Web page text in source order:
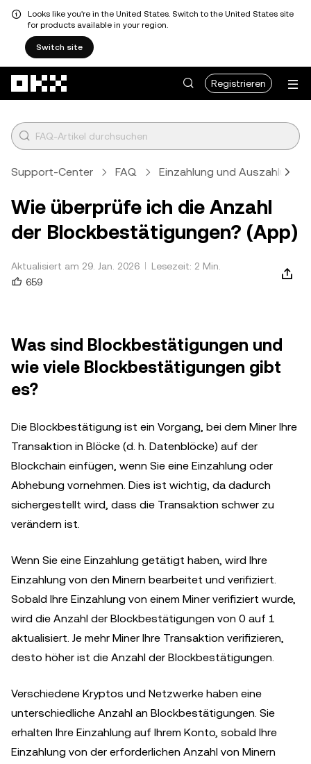
Looks like you're in the United States. Switch to the United States site
for products available in your region.
Switch site
Registrieren
Support-Center FAQ Einzahlung und Auszahlung
Wie überprüfe ich die Anzahl
der Blockbestätigungen? (App)
Aktualisiert am 29. Jan. 2026
Lesezeit: 2 Min.
659
Was sind Blockbestätigungen und
wie viele Blockbestätigungen gibt
es?
Die Blockbestätigung ist ein Vorgang, bei dem Miner Ihre
Transaktion in Blöcke (d. h. Datenblöcke) auf der
Blockchain einfügen, wenn Sie eine Einzahlung oder
Abhebung vornehmen. Dies ist wichtig, da dadurch
sichergestellt wird, dass die Transaktion schwer zu
verändern ist.
Wenn Sie eine Einzahlung getätigt haben, wird Ihre
Einzahlung von den Minern bearbeitet und verifiziert.
Sobald Ihre Einzahlung von einem Miner verifiziert wurde,
wird die Anzahl der Blockbestätigungen von 0 auf 1
aktualisiert. Je mehr Miner Ihre Transaktion verifizieren,
desto höher ist die Anzahl der Blockbestätigungen.
Verschiedene Kryptos und Netzwerke haben eine
unterschiedliche Anzahl an Blockbestätigungen. Sie
erhalten Ihre Einzahlung auf Ihrem Konto, sobald Ihre
Einzahlung von der erforderlichen Anzahl von Minern